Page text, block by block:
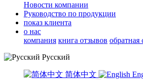
Новости компании
Руководство по продукции
показ клиента
о нас
компания книга отзывов обратная
Русский
简体中文